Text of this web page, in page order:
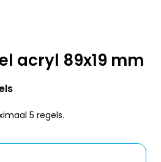
acryl 89x19 mm
5 regels.